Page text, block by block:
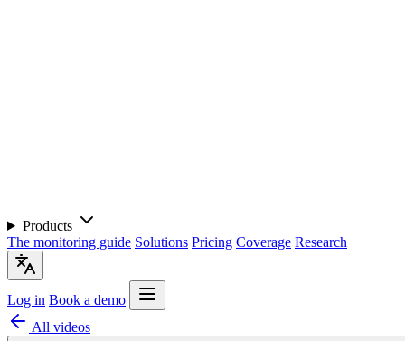
Products
The monitoring guide Solutions Pricing Coverage Research
Log in Book a demo
All videos